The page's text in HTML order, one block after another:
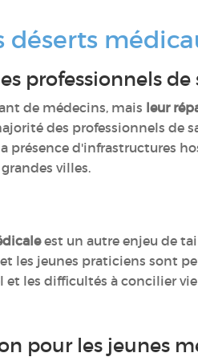
professionnels de
de médecins, mais leur
des professionnels de
présence d'infrastructures
villes.
est un autre enjeu de
les jeunes praticiens sont
les difficultés à concilier
pour les jeunes